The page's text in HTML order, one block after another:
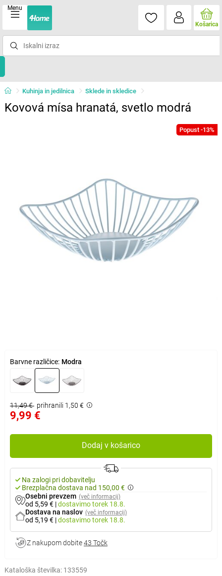
Menu
Košarica
Kuhinja in jedilnica Sklede in skledice
Kovová mísa hranatá, svetlo modrá
Popust -13%
Barvne različice: Modra
11,49 € prihranili 1,50 €
9,99 €
Dodaj v košarico
Na zalogi pri dobavitelju
Brezplačna dostava nad 150,00 €
Osebni prevzem (več informacij)
od 5,59 € |dostavimotorek 18.8.
Dostava na naslov (več informacij)
od 5,19 € |dostavimotorek 18.8.
Z nakupom dobite43 Točk
Kataloška številka: 133559